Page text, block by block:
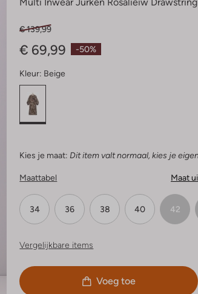
-50%
€ 139,99
€ 69,99
Kleur: Beige
Kies je maat: Dit item valt normaal, kies je
Maattabel Maat
34 36 38 40 42
Vergelijkbare items
Voeg toe